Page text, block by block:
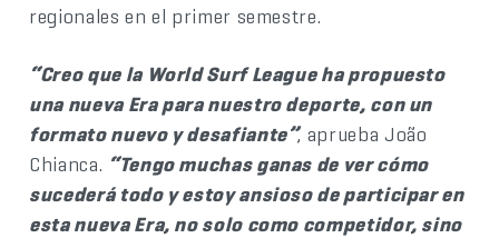
regionales en el primer semestre.
“Creo que la World Surf League ha propuesto
una nueva Era para nuestro deporte, con un
formato nuevo y desafiante”, aprueba João
Chianca. “Tengo muchas ganas de ver cómo
sucederá todo y estoy ansioso de participar en
esta nueva Era, no solo como competidor, sino